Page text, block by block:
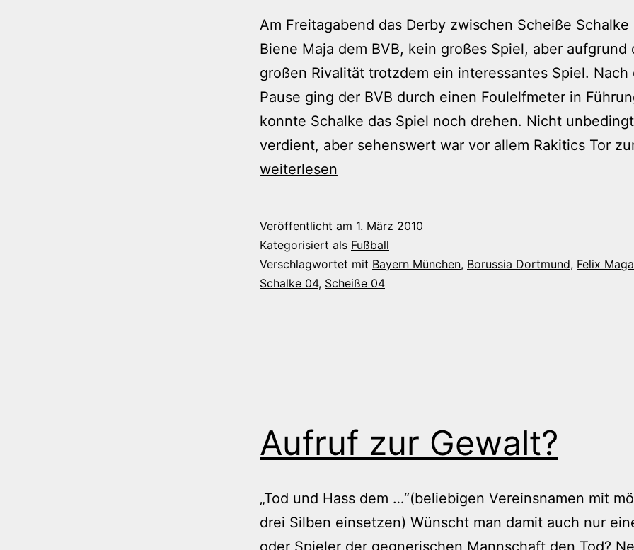
Am Freitagabend das Derby zwischen Scheiße
Biene Maja dem BVB, kein großes Spiel, aber aufgrund
großen Rivalität trotzdem ein interessantes Spiel. Nach
Pause ging der BVB durch einen Foulelfmeter in
konnte Schalke das Spiel noch drehen. Nicht unbedingt
verdient, aber sehenswert war vor allem Rakitics Tor
weiterlesen
Veröffentlicht am 1. März 2010
Kategorisiert als Fußball
Verschlagwortet mit Bayern München, Borussia Dortmund, Felix
Schalke 04, Scheiße 04
Aufruf zur Gewalt?
„Tod und Hass dem …“(beliebigen Vereinsnamen mit
drei Silben einsetzen) Wünscht man damit auch nur
oder Spieler der gegnerischen Mannschaft den Tod?